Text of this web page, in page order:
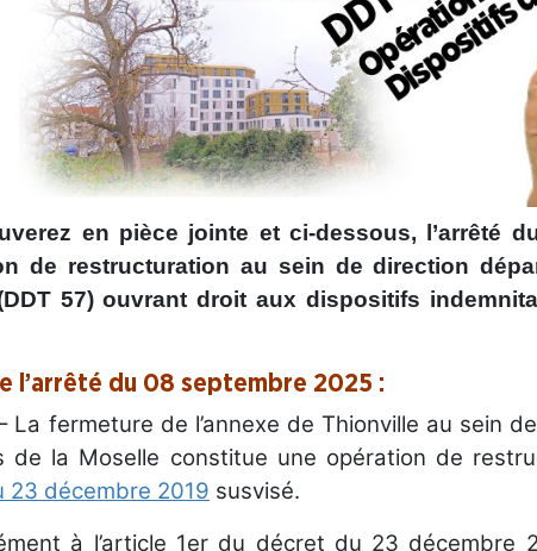
en pièce jointe et ci-dessous, l’arrêté
de restructuration au sein de direction
57) ouvrant droit aux dispositifs
l’arrêté du 08 septembre 2025 :
La fermeture de l’annexe de Thionville au sein
de la Moselle constitue une opération de
23 décembre 2019 susvisé.
à l’article 1er du décret du 23 décembre